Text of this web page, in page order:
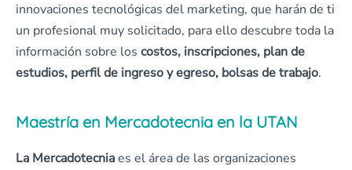
innovaciones tecnológicas del marketing, que harán de ti
un profesional muy solicitado, para ello descubre toda la
información sobre los costos, inscripciones, plan de
estudios, perfil de ingreso y egreso, bolsas de trabajo.
Maestría en Mercadotecnia en la UTAN
La Mercadotecniaes el área de las organizaciones